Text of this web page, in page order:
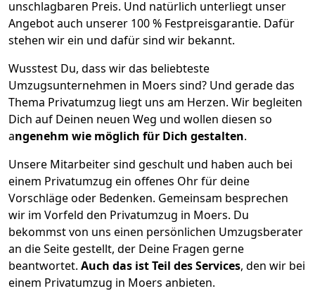
unschlagbaren Preis. Und natürlich unterliegt unser
Angebot auch unserer 100 % Festpreisgarantie. Dafür
stehen wir ein und dafür sind wir bekannt.
Wusstest Du, dass wir das beliebteste
Umzugsunternehmen in Moers sind? Und gerade das
Thema Privatumzug liegt uns am Herzen. Wir begleiten
Dich auf Deinen neuen Weg und wollen diesen so
angenehm wie möglich für Dich gestalten.
Unsere Mitarbeiter sind geschult und haben auch bei
einem Privatumzug ein offenes Ohr für deine
Vorschläge oder Bedenken. Gemeinsam besprechen
wir im Vorfeld den Privatumzug in Moers. Du
bekommst von uns einen persönlichen Umzugsberater
an die Seite gestellt, der Deine Fragen gerne
beantwortet. Auch das ist Teil des Services, den wir bei
einem Privatumzug in Moers anbieten.